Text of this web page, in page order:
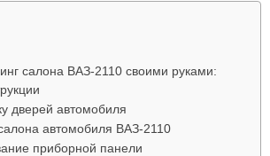
салона ВАЗ-2110 своими руками:
дверей автомобиля
автомобиля ВАЗ-2110
приборной панели